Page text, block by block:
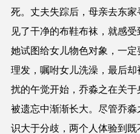
死。丈夫失踪后，母亲去东
见了干净的布鞋布袜，就感
她试图给女儿物色对象，一
理发，嘱咐女儿洗澡，最后
扰的午觉开始，乔淼之在关
被遗忘中渐渐长大。尽管乔
识大于分歧，两个人体验到